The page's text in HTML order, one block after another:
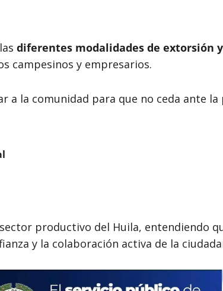
diferentes modalidades de extorsión
campesinos y empresarios.
la comunidad para que no ceda ante
productivo del Huila, entendiendo
y la colaboración activa de la